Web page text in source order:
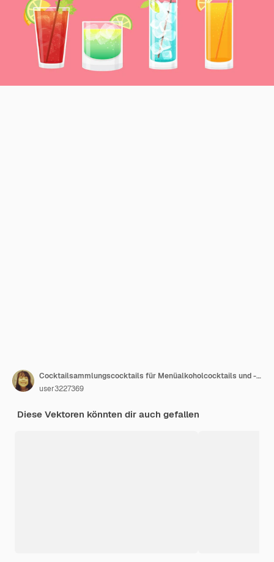
Cocktailsammlungscocktails für Menüalkoholcocktails und -getränke Vektor
user3227369
Diese Vektoren könnten dir auch gefallen